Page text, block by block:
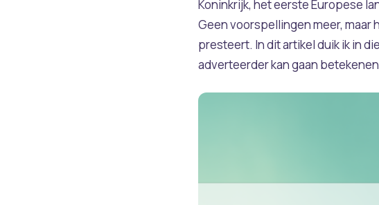
Koninkrijk, het eerste Europese
Geen voorspellingen meer, maar
presteert. In dit artikel duik ik in
adverteerder kan gaan